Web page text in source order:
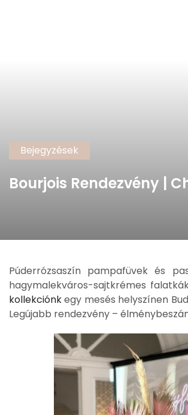
Bejegyzések
Bourjois Rendezvény |
Púderrózsaszín pampafüvek és
hagymalekváros-sajtkrémes
kollekciónkegy mesés helyszínen
Legújabb rendezvény –